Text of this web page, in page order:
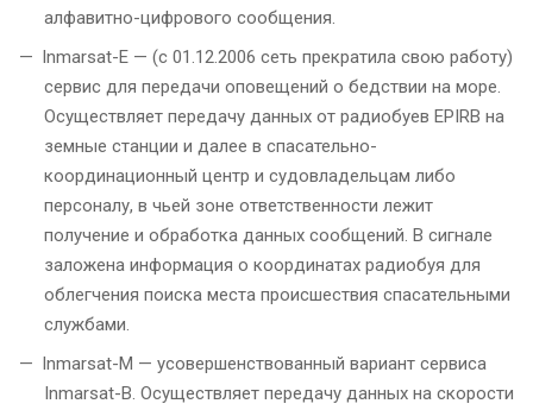
алфавитно-цифрового сообщения.
Inmarsat-E — (с 01.12.2006 сеть прекратила свою работу)
сервис для передачи оповещений о бедствии на море.
Осуществляет передачу данных от радиобуев EPIRB на
земные станции и далее в спасательно-
координационный центр и судовладельцам либо
персоналу, в чьей зоне ответственности лежит
получение и обработка данных сообщений. В сигнале
заложена информация о координатах радиобуя для
облегчения поиска места происшествия спасательными
службами.
Inmarsat-M — усовершенствованный вариант сервиса
Inmarsat-B. Осуществляет передачу данных на скорости